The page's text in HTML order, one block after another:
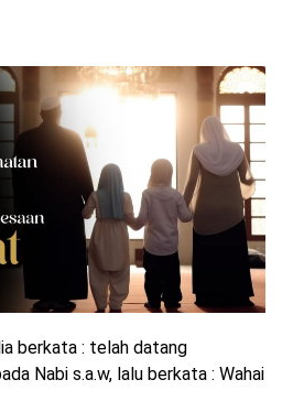
berkata : telah datang
Nabi s.a.w, lalu berkata : Wahai